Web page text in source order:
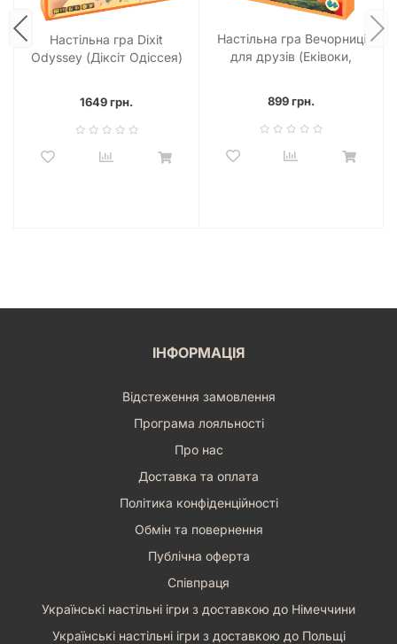
Настільна гра Dixit
Odyssey (Діксіт Одіссея)
1649 грн.
Настільна гра Вечорниці
для друзів (Еківоки,
899 грн.
ІНФОРМАЦІЯ
Відстеження замовлення
Програма лояльності
Про нас
Доставка та оплата
Політика конфіденційності
Обмін та повернення
Публічна оферта
Співпраця
Українські настільні ігри з доставкою до Німеччини
Українські настільні ігри з доставкою до Польщі